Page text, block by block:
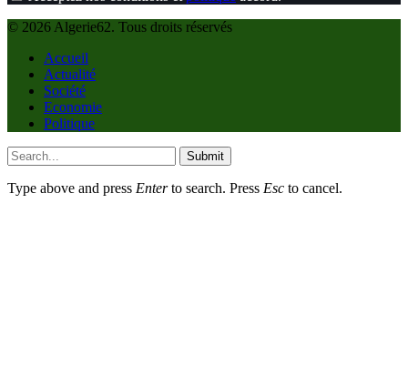
© 2026 Algerie62. Tous droits réservés
Accueil
Actualité
Société
Economie
Politique
Submit
Type above and press Enterto search. Press Esc to cancel.